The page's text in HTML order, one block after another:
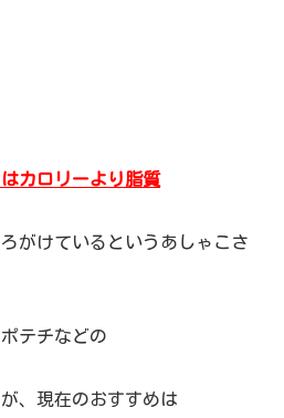
カロリーより脂質
がけているというあしゃこさ
テチなどの
、現在のおすすめは